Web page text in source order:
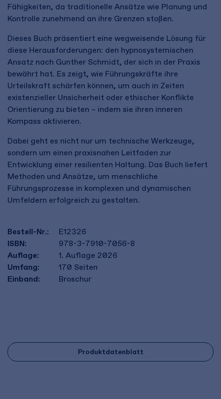
Fähigkeiten, da traditionelle Ansätze wie Planung und
Kontrolle zunehmend an ihre Grenzen stoßen.
Dieses Buch präsentiert eine wegweisende Lösung für
diese Herausforderungen: den hypnosystemischen
Ansatz nach Gunther Schmidt, der sich in der Praxis
bewährt hat. Es zeigt, wie Führungskräfte ihre
Urteilskraft schärfen können, um auch in Zeiten
existenzieller Unsicherheit oder ethischer Konflikte
Orientierung zu bieten – indem sie ihren inneren
Kompass aktivieren.
Dabei geht es nicht nur um technische Werkzeuge,
sondern um einen praxisnahen Leitfaden zur
Entwicklung einer resilienten Haltung. Das Buch liefert
Methoden und Ansätze, um menschliche
Führungsprozesse in komplexen und dynamischen
Umfeldern erfolgreich zu gestalten.
Bestell-Nr.:
E12326
ISBN:
978-3-7910-7056-8
Auflage:
1. Auflage 2026
Umfang:
170 Seiten
Einband:
Broschur
Produktdatenblatt